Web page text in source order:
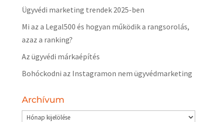
Ügyvédi marketing trendek 2025-ben
Mi az a Legal500 és hogyan működik a rangsorolás,
azaz a ranking?
Az ügyvédi márkaépítés
Bohóckodni az Instagramon nem ügyvédmarketing
Archívum
Archívum